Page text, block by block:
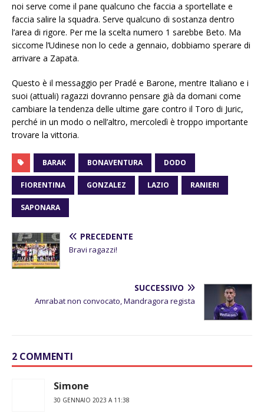
noi serve come il pane qualcuno che faccia a sportellate e
faccia salire la squadra. Serve qualcuno di sostanza dentro
l’area di rigore. Per me la scelta numero 1 sarebbe Beto. Ma
siccome l’Udinese non lo cede a gennaio, dobbiamo sperare di
arrivare a Zapata.
Questo è il messaggio per Pradé e Barone, mentre Italiano e i
suoi (attuali) ragazzi dovranno pensare già da domani come
cambiare la tendenza delle ultime gare contro il Toro di Juric,
perché in un modo o nell’altro, mercoledì è troppo importante
trovare la vittoria.
BARAK BONAVENTURA DODO
FIORENTINA GONZALEZ LAZIO RANIERI
SAPONARA
PRECEDENTE
Bravi ragazzi!
SUCCESSIVO
Amrabat non convocato, Mandragora regista
2 COMMENTI
Simone
30 GENNAIO 2023 A 11:38